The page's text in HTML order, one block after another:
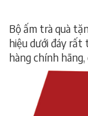
Bộ ấm trà quà
hiệu dưới đáy rất
hàng chính